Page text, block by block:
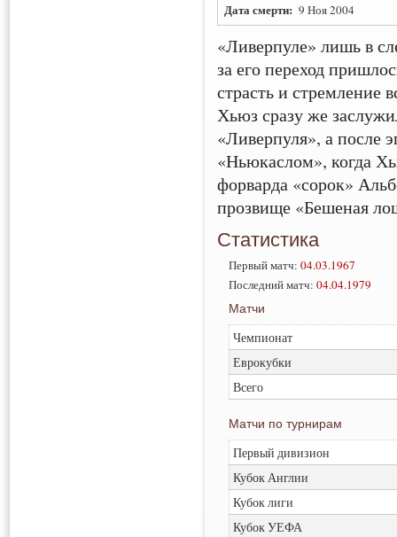
Дата смерти: 9 Ноя 2004
«Ливерпуле» лишь в
за его переход
страсть и стремление
Хьюз сразу же
«Ливерпуля», а после
«Ньюкаслом», когда
форварда «сорок»
прозвище «Бешеная
Статистика
Первый матч: 04.03.1967
Последний матч: 04.04.1979
Матчи
Чемпионат
Еврокубки
Всего
Матчи по турнирам
Первый дивизион
Кубок Англии
Кубок лиги
Кубок УЕФА